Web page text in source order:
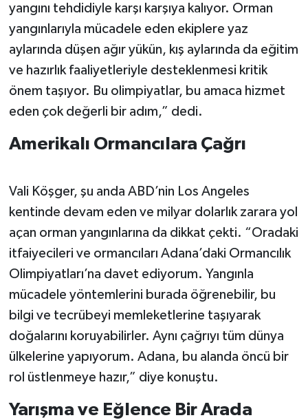
yangını tehdidiyle karşı karşıya kalıyor. Orman
yangınlarıyla mücadele eden ekiplere yaz
aylarında düşen ağır yükün, kış aylarında da eğitim
ve hazırlık faaliyetleriyle desteklenmesi kritik
önem taşıyor. Bu olimpiyatlar, bu amaca hizmet
eden çok değerli bir adım,” dedi.
Amerikalı Ormancılara Çağrı
Vali Köşger, şu anda ABD’nin Los Angeles
kentinde devam eden ve milyar dolarlık zarara yol
açan orman yangınlarına da dikkat çekti. “Oradaki
itfaiyecileri ve ormancıları Adana’daki Ormancılık
Olimpiyatları’na davet ediyorum. Yangınla
mücadele yöntemlerini burada öğrenebilir, bu
bilgi ve tecrübeyi memleketlerine taşıyarak
doğalarını koruyabilirler. Aynı çağrıyı tüm dünya
ülkelerine yapıyorum. Adana, bu alanda öncü bir
rol üstlenmeye hazır,” diye konuştu.
Yarışma ve Eğlence Bir Arada